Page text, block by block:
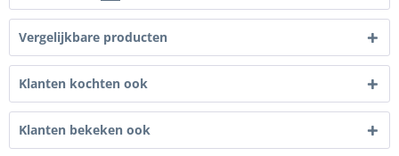
Vergelijkbare producten
Klanten kochten ook
Klanten bekeken ook